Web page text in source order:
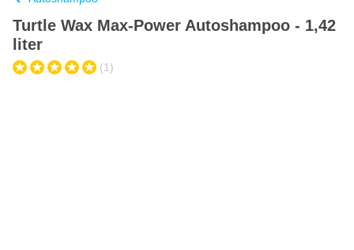
Turtle Wax Max-Power Autoshampoo - 1,42
liter
(1)